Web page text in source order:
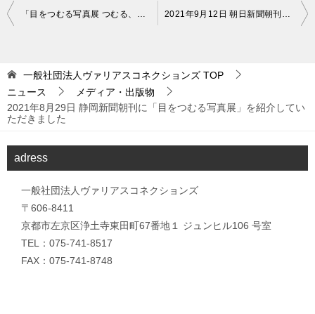
投
ビ
ゲ
ー
シ
ョ
一般社団法人ヴァリアスコネクションズ TOP
ニュース
メディア・出版物
2021年8月29日 静岡新聞朝刊に「目をつむる写真展」を紹介してい
ただきました
adress
一般社団法人ヴァリアスコネクションズ
〒606-8411
京都市左京区浄土寺東田町67番地１ ジュンヒル106 号室
TEL：075-741-8517
FAX：075-741-8748